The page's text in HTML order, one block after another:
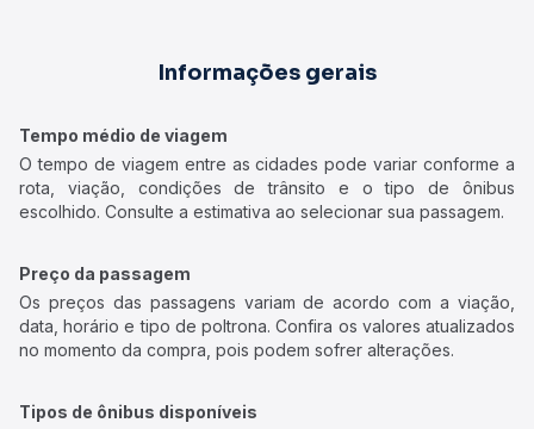
Informações gerais
Tempo médio de viagem
O tempo de viagem entre as cidades pode variar conforme a
rota, viação, condições de trânsito e o tipo de ônibus
escolhido. Consulte a estimativa ao selecionar sua passagem.
Preço da passagem
Os preços das passagens variam de acordo com a viação,
data, horário e tipo de poltrona. Confira os valores atualizados
no momento da compra, pois podem sofrer alterações.
Tipos de ônibus disponíveis